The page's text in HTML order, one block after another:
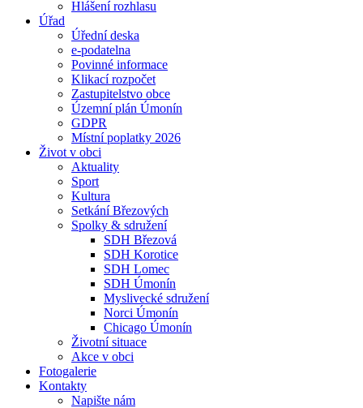
Hlášení rozhlasu
Úřad
Úřední deska
e-podatelna
Povinné informace
Klikací rozpočet
Zastupitelstvo obce
Územní plán Úmonín
GDPR
Místní poplatky 2026
Život v obci
Aktuality
Sport
Kultura
Setkání Březových
Spolky & sdružení
SDH Březová
SDH Korotice
SDH Lomec
SDH Úmonín
Myslivecké sdružení
Norci Úmonín
Chicago Úmonín
Životní situace
Akce v obci
Fotogalerie
Kontakty
Napište nám